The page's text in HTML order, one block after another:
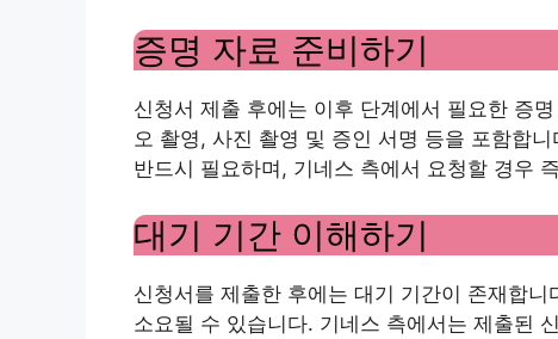
증명 자료 준비하기
신청서 제출 후에는 이후 단계에서 필요한 증
오 촬영, 사진 촬영 및 증인 서명 등을 포함합
반드시 필요하며, 기네스 측에서 요청할 경우
대기 기간 이해하기
신청서를 제출한 후에는 대기 기간이 존재합
소요될 수 있습니다. 기네스 측에서는 제출된